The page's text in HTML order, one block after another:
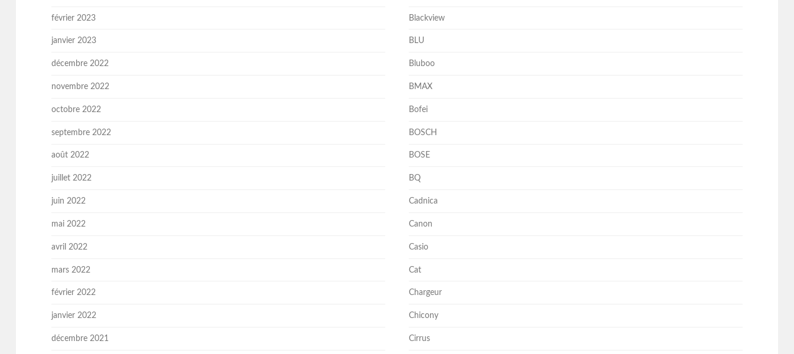
février 2023
janvier 2023
décembre 2022
novembre 2022
octobre 2022
septembre 2022
août 2022
juillet 2022
juin 2022
mai 2022
avril 2022
mars 2022
février 2022
janvier 2022
décembre 2021
Blackview
BLU
Bluboo
BMAX
Bofei
BOSCH
BOSE
BQ
Cadnica
Canon
Casio
Cat
Chargeur
Chicony
Cirrus